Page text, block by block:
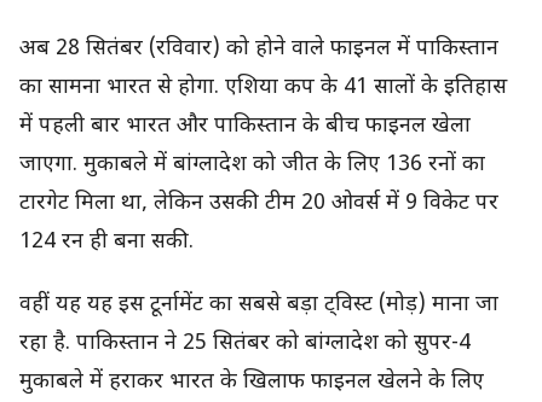
अब 28 सितंबर (रविवार) को होने वाले फाइनल में पाकिस्तान
का सामना भारत से होगा. एशिया कप के 41 सालों के इतिहास
में पहली बार भारत और पाकिस्तान के बीच फाइनल खेला
जाएगा. मुकाबले में बांग्लादेश को जीत के लिए 136 रनों का
टारगेट मिला था, लेकिन उसकी टीम 20 ओवर्स में 9 विकेट पर
124 रन ही बना सकी.
वहीं यह यह इस टूर्नामेंट का सबसे बड़ा ट्व‍िस्ट (मोड़) माना जा
रहा है. पाक‍िस्तान ने 25 स‍ितंबर को बांग्लादेश को सुपर-4
मुकाबले में हराकर भारत के ख‍िलाफ फाइनल खेलने के ल‍िए